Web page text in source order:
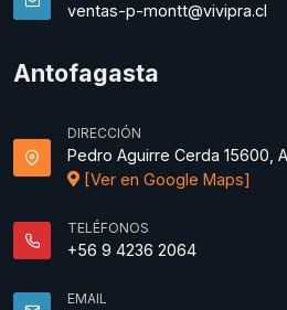
ventas-p-montt@vivipra.cl
Antofagasta
DIRECCIÓN
Pedro Aguirre Cerda 15600,
[Ver en Google Maps]
TELÉFONOS
+56 9 4236 2064
EMAIL